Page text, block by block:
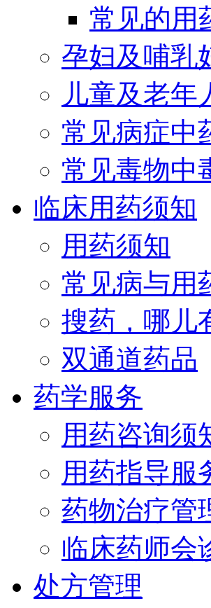
常见的用
孕妇及哺乳
儿童及老年
常见病症中
常见毒物中
临床用药须知
用药须知
常见病与用
搜药，哪儿
双通道药品
药学服务
用药咨询须
用药指导服
药物治疗管
临床药师会
处方管理